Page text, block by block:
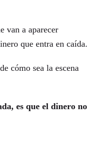
van a aparecer
que entra en caída.
cómo sea la escena
es que el dinero no